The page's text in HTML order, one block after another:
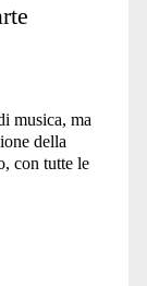
musica, ma
della
con tutte le